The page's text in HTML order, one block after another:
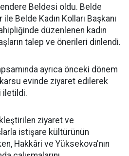
Beldesi oldu. Belde
Belde Kadın Kolları Başkanı
düzenlenen kadın
talep ve önerileri dinlendi.
ayrıca önceki dönem
evinde ziyaret edilerek
iletildi.
ziyaret ve
istişare kültürünün
Hakkâri ve Yüksekova'nın